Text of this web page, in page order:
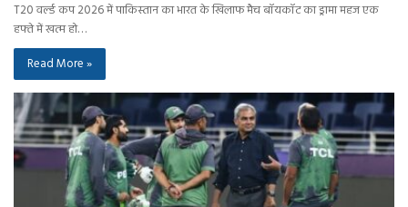
T20 वर्ल्ड कप 2026 में पाकिस्तान का भारत के खिलाफ मैच बॉयकॉट का ड्रामा महज एक
हफ्ते में खत्म हो…
Read More »